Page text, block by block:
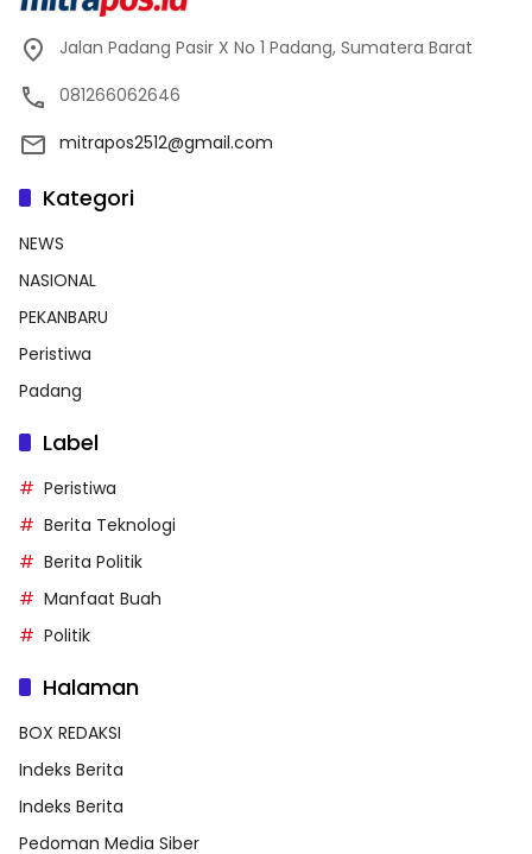
Jalan Padang Pasir X No 1 Padang, Sumatera Barat
081266062646
mitrapos2512@gmail.com
Kategori
NEWS
NASIONAL
PEKANBARU
Peristiwa
Padang
Label
Peristiwa
Berita Teknologi
Berita Politik
Manfaat Buah
Politik
Halaman
BOX REDAKSI
Indeks Berita
Indeks Berita
Pedoman Media Siber